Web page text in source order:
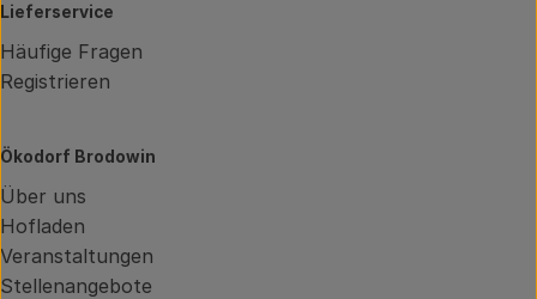
Lieferservice
Häufige Fragen
Registrieren
Ökodorf Brodowin
Über uns
Hofladen
Veranstaltungen
Stellenangebote